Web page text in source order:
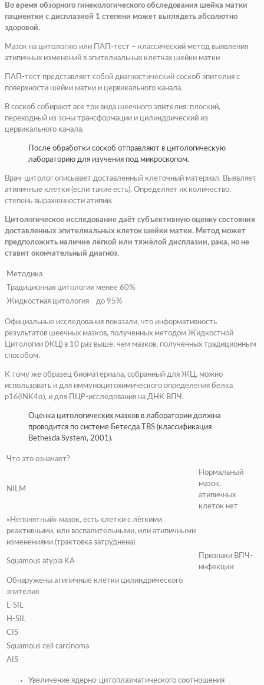
Во время обзорного гинекологического обследования шейка матки
пациентки с дисплазией 1 степени может выглядеть абсолютно
здоровой.
Мазок на цитологию или ПАП-тест – классический метод выявления
атипичных изменений в эпителиальных клетках шейки матки
ПАП-тест представляет собой диагностический соскоб эпителия с
поверхности шейки матки и цервикального канала.
В соскоб собирают все три вида шеечного эпителия: плоский,
переходный из зоны трансформации и цилиндрический из
цервикального канала.
После обработки соскоб отправляют в цитологическую
лабораторию для изучения под микроскопом.
Врач-цитолог описывает доставленный клеточный материал. Выявляет
атипичные клетки (если такие есть). Определяет их количество,
степень выраженности атипии.
Цитологическое исследование даёт субъективную оценку состояния
доставленных эпителиальных клеток шейки матки. Метод может
предположить наличие лёгкой или тяжёлой дисплазии, рака, но не
ставит окончательный диагноз.
Методика
Традиционная цитология менее 60%
Жидкостная цитология
до 95%
Официальные исследования показали, что информативность
результатов шеечных мазков, полученных методом Жидкостной
Цитологии (ЖЦ) в 10 раз выше, чем мазков, полученных традиционным
способом.
К тому же образец биоматериала, собранный для ЖЦ, можно
использовать и для иммуноцитохимического определения белка
p16(INK4α), и для ПЦР-исследования на ДНК ВПЧ.
Оценка цитологических мазков в лаборатории должна
проводится по системе Бетесда TBS (классификация
Bethesda System, 2001).
Что это означает?
NILM
Нормальный
мазок,
атипичных
клеток нет
«Непонятный» мазок, есть клетки с лёгкими
реактивными, или воспалительными, или атипичными
изменениями (трактовка затруднена)
Squamous аtypia KA
Признаки ВПЧ-
инфекции
Обнаружены атипичные клетки цилиндрического
эпителия
L-SIL
H-SIL
CIS
Squamous cell carcinoma
AIS
Увеличение ядерно-цитоплазматического соотношения